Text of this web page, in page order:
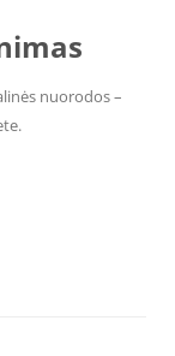
nuorodos –